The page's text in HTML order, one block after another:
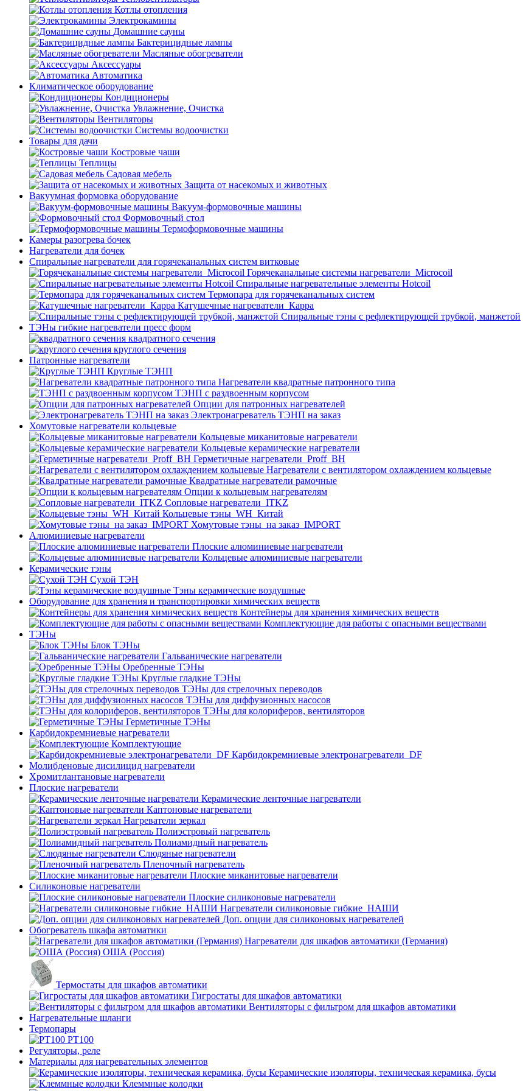
Котлы отопления
Электрокамины
Домашние сауны
Бактерицидные лампы
Масляные обогреватели
Аксессуары
Автоматика
Климатическое оборудование
Кондиционеры
Увлажнение, Очистка
Вентиляторы
Системы водоочистки
Товары для дачи
Костровые чаши
Теплицы
Садовая мебель
Защита от насекомых и животных
Вакуумная формовка оборудование
Вакуум-формовочные машины
Формовочный стол
Термоформовочные машины
Камеры разогрева бочек
Нагреватели для бочек
Спиральные нагреватели для горячеканальных систем витковые
Горячеканальные системы нагреватели_Microcoil
Спиральные нагревательные элементы Hotcoil
Термопара для горячеканальных систем
Катушечные нагреватели_Карра
Спиральные тэны с рефлектирующей трубкой, манжетой
ТЭНы гибкие нагреватели пресс форм
квадратного сечения
круглого сечения
Патронные нагреватели
Круглые ТЭНП
Нагреватели квадратные патронного типа
ТЭНП с раздвоенным корпусом
Опции для патронных нагревателей
Электронагреватель ТЭНП на заказ
Хомутовые нагреватели кольцевые
Кольцевые миканитовые нагреватели
Кольцевые керамические нагреватели
Герметичные нагреватели_Proff_BH
Нагреватели с вентилятором охлаждением кольцевые
Квадратные нагреватели рамочные
Опции к кольцевым нагревателям
Cопловые нагреватели_ITKZ
Кольцевые тэны_WH_Китай
Хомутовые тэны_на заказ_IMPORT
Алюминиевые нагреватели
Плоские алюминиевые нагреватели
Кольцевые алюминиевые нагреватели
Керамические тэны
Сухой ТЭН
Тэны керамические воздушные
Оборудование для хранения и транспортировки химических веществ
Контейнеры для хранения химических веществ
Комплектующие для работы с опасными веществами
ТЭНы
Блок ТЭНы
Гальванические нагреватели
Оребренные ТЭНы
Круглые гладкие ТЭНы
ТЭНы для стрелочных переводов
ТЭНы для диффузионных насосов
ТЭНы для колориферов, вентиляторов
Герметичные ТЭНы
Карбидокремниевые нагреватели
Комплектующие
Карбидокремниевые электронагреватели_DF
Молибденовые дисилицид нагреватели
Хромитлантановые нагреватели
Плоские нагреватели
Керамические ленточные нагреватели
Каптоновые нагреватели
Нагреватели зеркал
Полиэстровый нагреватель
Полиамидный нагреватель
Слюдяные нагреватели
Пленочный нагреватель
Плоские миканитовые нагреватели
Силиконовые нагреватели
Плоские силиконовые нагреватели
Нагреватели силиконовые гибкие_НАШИ
Доп. опции для силиконовых нагревателей
Обогреватель шкафа автоматики
Нагреватели для шкафов автоматики (Германия)
ОША (Россия)
Термостаты для шкафов автоматики
Гигростаты для шкафов автоматики
Вентиляторы с фильтром для шкафов автоматики
Нагревательные шланги
Термопары
PT100
Регуляторы, реле
Материалы для нагревательных элементов
Керамические изоляторы, техническая керамика, бусы
Клеммные колодки